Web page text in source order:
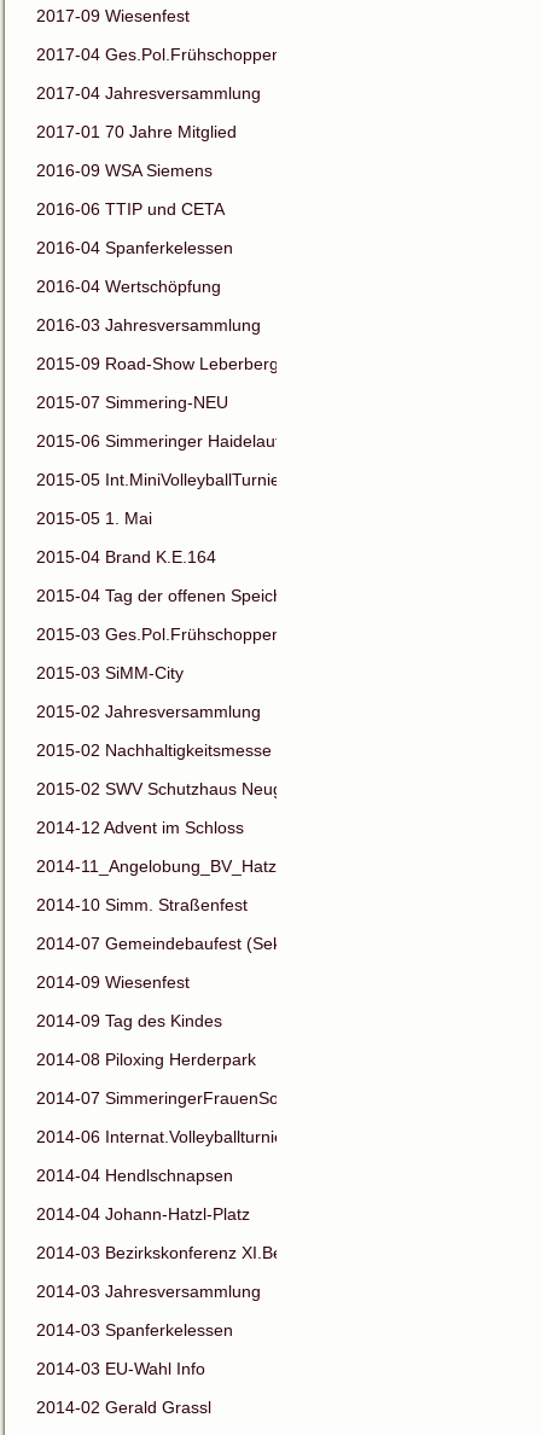
2017-09 Wiesenfest
2017-04 Ges.Pol.Frühschoppen
2017-04 Jahresversammlung
2017-01 70 Jahre Mitglied
2016-09 WSA Siemens
2016-06 TTIP und CETA
2016-04 Spanferkelessen
2016-04 Wertschöpfung
2016-03 Jahresversammlung
2015-09 Road-Show Leberberg
2015-07 Simmering-NEU
2015-06 Simmeringer Haidelauf
2015-05 Int.MiniVolleyballTurnier
2015-05 1. Mai
2015-04 Brand K.E.164
2015-04 Tag der offenen Speichertür
2015-03 Ges.Pol.Frühschoppen
2015-03 SiMM-City
2015-02 Jahresversammlung
2015-02 Nachhaltigkeitsmesse
2015-02 SWV Schutzhaus Neugebäude
2014-12 Advent im Schloss
2014-11_Angelobung_BV_Hatzl
2014-10 Simm. Straßenfest
2014-07 Gemeindebaufest (Sektion14)
2014-09 Wiesenfest
2014-09 Tag des Kindes
2014-08 Piloxing Herderpark
2014-07 SimmeringerFrauenSommerfest
2014-06 Internat.Volleyballturnier
2014-04 Hendlschnapsen
2014-04 Johann-Hatzl-Platz
2014-03 Bezirkskonferenz XI.Bez
2014-03 Jahresversammlung
2014-03 Spanferkelessen
2014-03 EU-Wahl Info
2014-02 Gerald Grassl